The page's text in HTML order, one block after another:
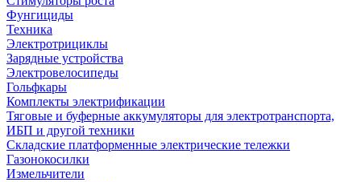
Фунгициды
Техника
Электротрициклы
Зарядные устройства
Электровелосипеды
Гольфкары
Комплекты электрификации
Тяговые и буферные аккумуляторы для электротранспорта,
ИБП и другой техники
Складские платформенные электрические тележки
Газонокосилки
Измельчители